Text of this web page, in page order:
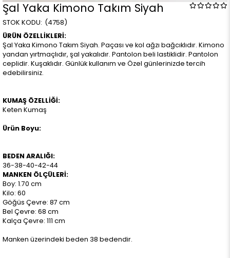
Şal Yaka Kimono Takım Siyah
(4758)
ÜRÜN ÖZELLİKLERİ:
Şal Yaka Kimono Takım Siyah. Paçası ve kol ağzı bağcıklıdır. Kimono
yandan yırtmaçlıdır, şal yakalıdır. Pantolon beli lastiklidir. Pantolon
ceplidir. Kuşaklıdır. Günlük kullanım ve Özel günlerinizde tercih
edebilirsiniz.
KUMAŞ ÖZELLİĞİ:
Keten Kumaş
Ürün Boyu:
BEDEN ARALIĞI:
36-38-40-42-44
MANKEN ÖLÇÜLERİ:
Boy: 1.70 cm
Kilo: 60
Göğüs Çevre: 87 cm
Bel Çevre: 68 cm
Kalça Çevre: 111 cm
Manken üzerindeki beden 38 bedendir.